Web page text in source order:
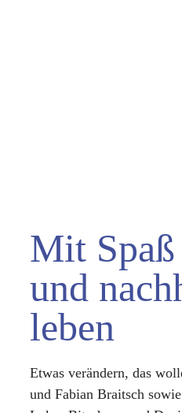
Mit Spaß
und
leben
Etwas verändern, das
und Fabian Braitsch